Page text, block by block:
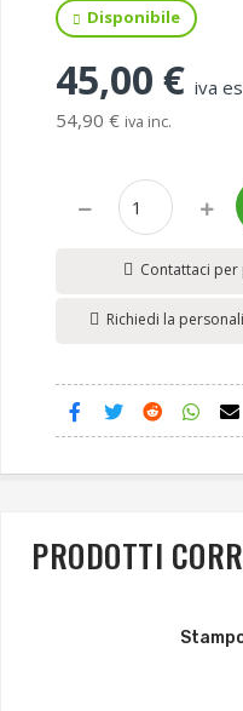
Disponibile
45,00 € iva
54,90 € iva inc.
Contattaci
Richiedi la
PRODOTTI